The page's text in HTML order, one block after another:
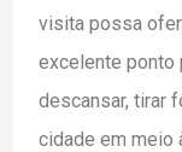
visita possa
excelente ponto
descansar, tirar
cidade em meio